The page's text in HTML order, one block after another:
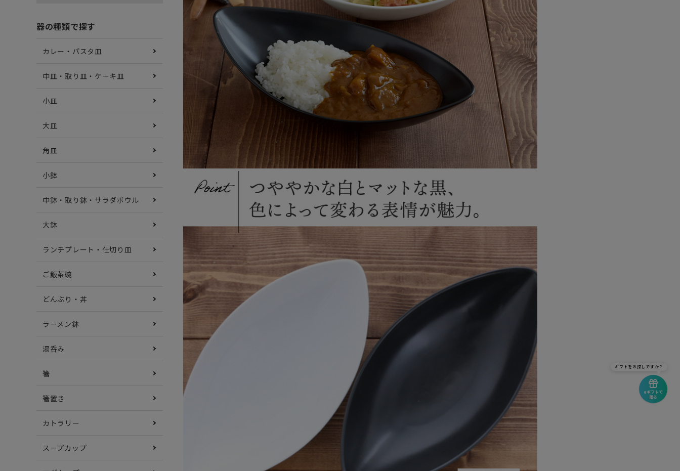
器の種類で探す
カレー・パスタ皿
中皿・取り皿・ケーキ皿
小皿
大皿
角皿
小鉢
中鉢・取り鉢・サラダボウル
大鉢
ランチプレート・仕切り皿
ご飯茶碗
どんぶり・丼
ラーメン鉢
湯呑み
箸
箸置き
カトラリー
スープカップ
eギフトで
贈る
ギフトをお探しですか？